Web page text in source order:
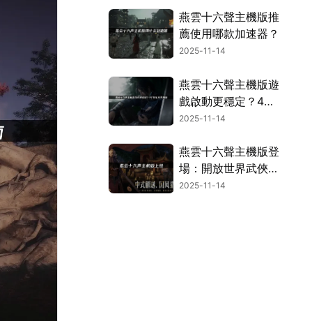
燕雲十六聲主機版推
薦使用哪款加速器？
2025-11-14
燕雲十六聲主機版遊
戲啟動更穩定？4大
優化方案大公開！
2025-11-14
燕雲十六聲主機版登
場：開放世界武俠新
境界！
2025-11-14